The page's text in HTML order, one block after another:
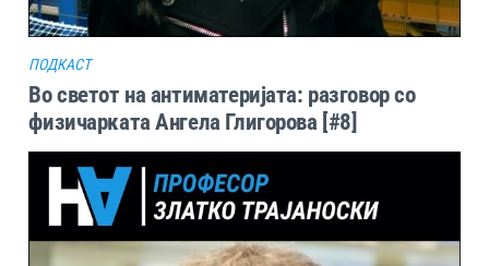
ПОДКАСТ
Во светот на антиматеријата: разговор со
физичарката Ангела Глигорова [#8]